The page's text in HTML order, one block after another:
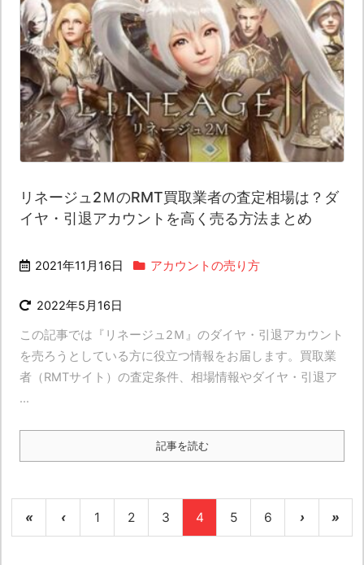
リネージュ2ＭのRMT買取業者の査定相場は？ダ
イヤ・引退アカウントを高く売る方法まとめ
2021年11月16日 アカウントの売り方
2022年5月16日
この記事では『リネージュ2Ｍ』のダイヤ・引退アカウント
を売ろうとしている方に役立つ情報をお届します。買取業
者（RMTサイト）の査定条件、相場情報やダイヤ・引退ア
...
記事を読む
« ‹ 1 2 3 4 5 6 › »